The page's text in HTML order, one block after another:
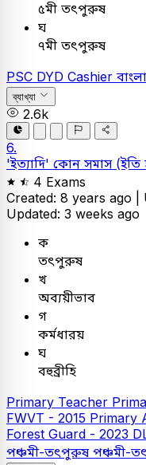
৫মী তৎপুরুষ
ঘ
৭মী তৎপুরুষ
PSC DYD Cashier বাংলা
ব্যাখ্যা
2.6k
6.
'ইত্যাদি' কোন সমাস
4 Exams
Created: 8 years ago |
Updated: 3 weeks ago
ক
তৎপুরুষ
খ
অব্যয়ীভাব
গ
কর্মধারয়
ঘ
বহুব্রীহি
Primary Teacher
FWVT - 2015 Primary
Forest Guard - 2023
পঞ্চমী-তৎপুরুষ পঞ্চমী-